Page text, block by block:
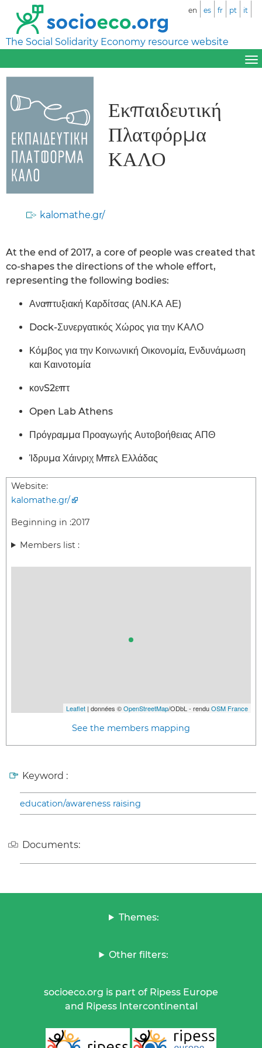
The Social Solidarity Economy resource website
en es fr pt it
Εκπαιδευτική
Πλατφόρμα
ΚΑΛΟ
kalomathe.gr/
At the end of 2017, a core of people was created that
co-shapes the directions of the whole effort,
representing the following bodies:
Αναπτυξιακή Καρδίτσας (ΑΝ.ΚΑ ΑΕ)
Dock-Συνεργατικός Χώρος για την ΚΑΛΟ
Κόμβος για την Κοινωνική Οικονομία, Ενδυνάμωση
και Καινοτομία
κονS2επτ
Open Lab Athens
Πρόγραμμα Προαγωγής Αυτοβοήθειας ΑΠΘ
Ίδρυμα Χάινριχ Μπελ Ελλάδας
Website:
kalomathe.gr/
Beginning in :2017
Members list :
Leaflet | données ©OpenStreetMap/ODbL - renduOSM France
See the members mapping
Keyword :
education/awareness raising
Documents:
Themes:
Other filters:
socioeco.org is part of Ripess Europe
and Ripess Intercontinental